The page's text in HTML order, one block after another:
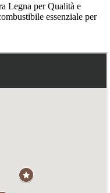
Legna per Qualità e
essenziale per